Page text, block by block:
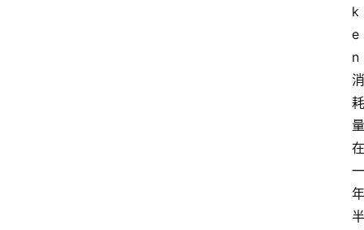
k
e
n
消
耗
量
在
一
年
半